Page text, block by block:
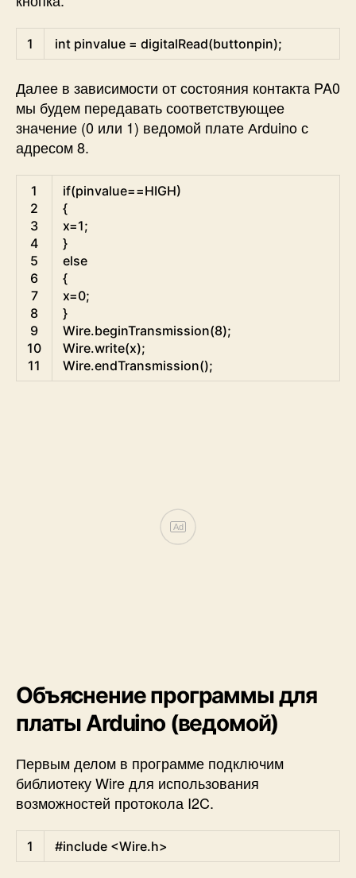
Arduino
1 int pinvalue = digitalRead(buttonpin);
Далее в зависимости от состояния контакта PA0
мы будем передавать соответствующее
значение (0 или 1) ведомой плате Аrduino с
адресом 8.
1
2
3
4
5
6
7
8
9
10
11
if(pinvalue==HIGH)
{
x=1;
}
else
{
x=0;
}
Wire.beginTransmission(8);
Wire.write(x);
Wire.endTransmission();
Ad
Объяснение программы для
платы Arduino (ведомой)
Первым делом в программе подключим
библиотеку Wire для использования
возможностей протокола I2C.
1 #include <Wire.h>